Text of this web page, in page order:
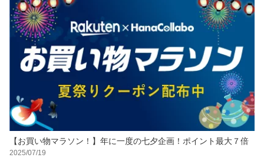
【お買い物マラソン！】年に一度の七夕企画！ポイント最大７倍
2025/07/19